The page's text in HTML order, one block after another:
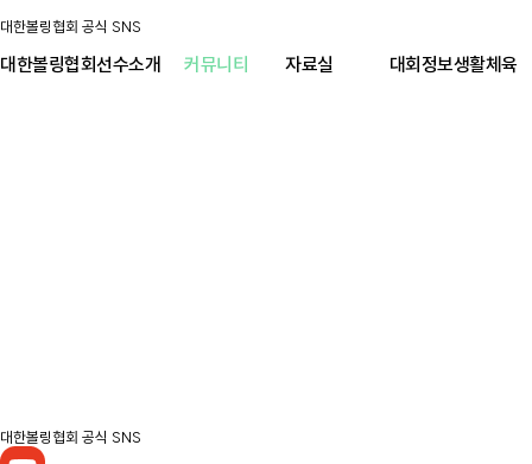
대한볼링협회 공식 SNS
대한볼링협회선수소개 커뮤니티 자료실 대회정보생활체육
대한볼링협회 공식 SNS